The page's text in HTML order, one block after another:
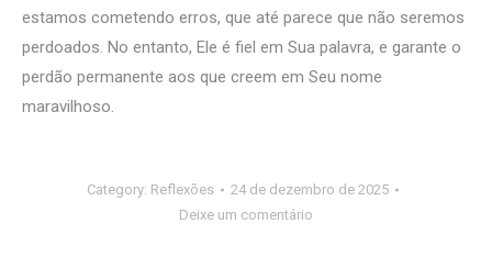
estamos cometendo erros, que até parece que não seremos
perdoados. No entanto, Ele é fiel em Sua palavra, e garante o
perdão permanente aos que creem em Seu nome
maravilhoso.
Category: Reflexões
24 de dezembro de 2025
Deixe um comentário